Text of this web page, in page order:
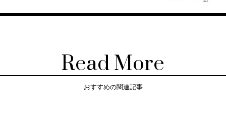
Read More
おすすめの関連記事